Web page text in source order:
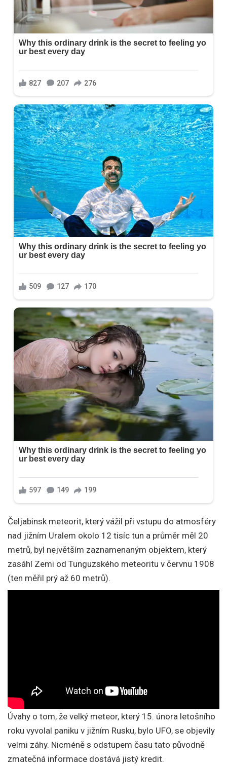
Čeljabinsk meteorit, který vážil při vstupu do atmosféry
nad jižním Uralem okolo 12 tisíc tun a průměr měl 20
metrů, byl největším zaznamenaným objektem, který
zasáhl Zemi od Tunguzského meteoritu v červnu 1908
(ten měřil prý až 60 metrů).
Úvahy o tom, že velký meteor, který 15. února letošního
roku vyvolal paniku v jižním Rusku, bylo UFO, se objevily
velmi záhy. Nicméně s odstupem času tato původně
zmatečná informace dostává jistý kredit.